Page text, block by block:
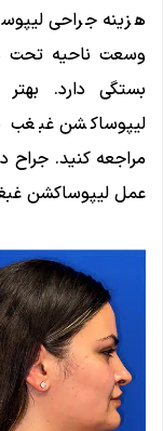
هزینه جراحی
وسعت ناحیه تحت
بستگی دارد.
لیپوساکشن غبغب
مراجعه کنید.
عمل لیپوساکشن